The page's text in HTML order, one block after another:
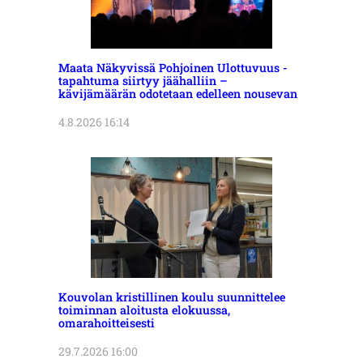
Maata Näkyvissä Pohjoinen Ulottuvuus -
tapahtuma siirtyy jäähalliin –
kävijämäärän odotetaan edelleen nousevan
4.8.2026 16:14
Kouvolan kristillinen koulu suunnittelee
toiminnan aloitusta elokuussa,
omarahoitteisesti
29.7.2026 16:00